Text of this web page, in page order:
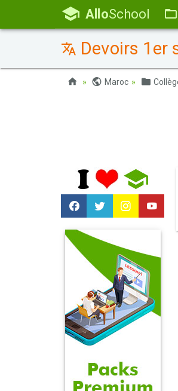
AlloSchool
Devoirs 1er
Maroc